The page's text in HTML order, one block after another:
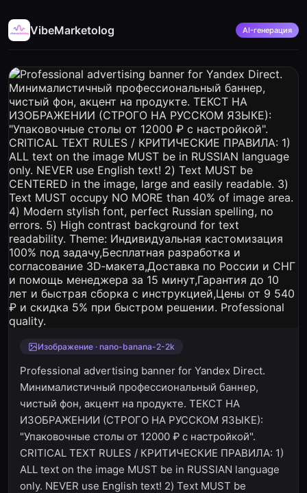
VibeMarketolog AI-генерация
Изображение · nano-banana-2-2k
Professional advertising banner for Yandex Direct.
Минималистичный профессиональный баннер,
чистый фон, акцент на продукте. ТЕКСТ НА
ИЗОБРАЖЕНИИ (СТРОГО НА РУССКОМ ЯЗЫКЕ):
"Упаковочные столы от 12000 ₽ с настройкой".
CRITICAL TEXT RULES / КРИТИЧЕСКИЕ ПРАВИЛА: 1)
ALL text on the image MUST be in RUSSIAN language
only. NEVER use English text! 2) Text MUST be